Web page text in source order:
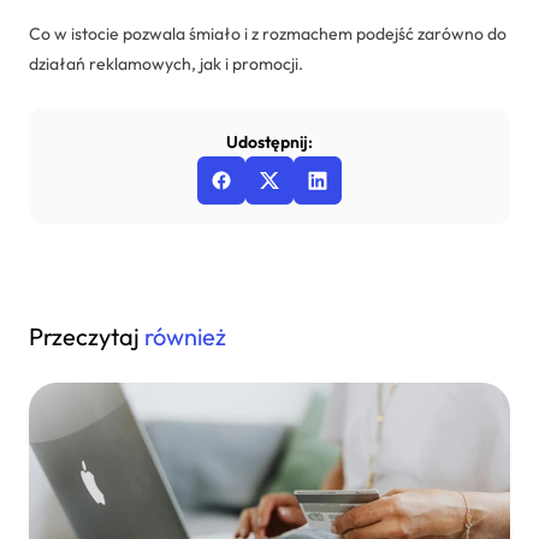
Co w istocie pozwala śmiało i z rozmachem podejść zarówno do
działań reklamowych, jak i promocji.
Udostępnij:
Przeczytaj również